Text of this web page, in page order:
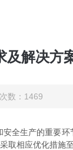
及解决方
数：1469
生产的重要
取相应优化措施至